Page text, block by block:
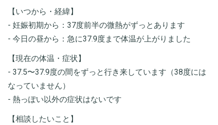
【いつから・経緯】
- 妊娠初期から：37度前半の微熱がずっとあります
- 今日の昼から：急に37.9度まで体温が上がりました
【現在の体温・症状】
- 37.5〜37.9度の間をずっと行き来しています（38度には
なっていません）
- 熱っぽい以外の症状はないです
【相談したいこと】